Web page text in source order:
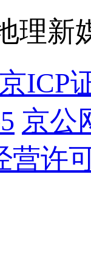
理新
京ICP
京公
营许